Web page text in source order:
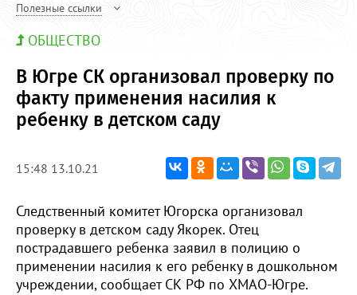
Полезные ссылки
ОБЩЕСТВО
В Югре СК организовал проверку по
факту применения насилия к
ребенку в детском саду
15:48 13.10.21
Следственный комитет Югорска организовал
проверку в детском саду Якорек. Отец
пострадавшего ребенка заявил в полицию о
применении насилия к его ребенку в дошкольном
учреждении, сообщает СК РФ по ХМАО-Югре.